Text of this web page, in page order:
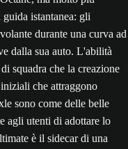
istantanea: gli
durante una curva ad
dalla sua auto. L'abilità
squadra che la creazione
che attraggono
sono come delle belle
agli utenti di adottare lo
è il sidecar di una